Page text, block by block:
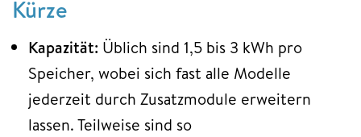
Kürze
Kapazität: Üblich sind 1,5 bis 3 kWh pro
Speicher, wobei sich fast alle Modelle
jederzeit durch Zusatzmodule erweitern
lassen. Teilweise sind so